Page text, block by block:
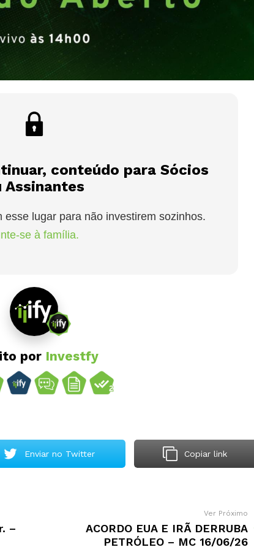
conteúdo para Sócios
Assinantes
esse lugar para não investirem sozinhos.
se à família.
por Investfy
Enviar no Twitter Copiar link
–
Ver Próximo
ACORDO EUA E IRÃ DERRUBA
PETRÓLEO – MC 16/06/26